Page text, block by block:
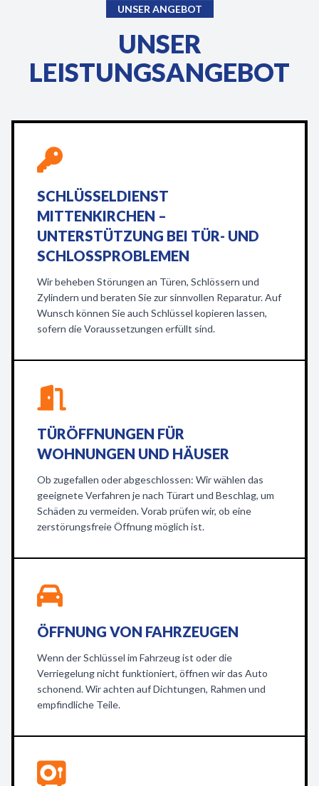
UNSER ANGEBOT
UNSER
LEISTUNGSANGEBOT
SCHLÜSSELDIENST
MITTENKIRCHEN –
UNTERSTÜTZUNG BEI TÜR- UND
SCHLOSSPROBLEMEN
Wir beheben Störungen an Türen, Schlössern und
Zylindern und beraten Sie zur sinnvollen Reparatur. Auf
Wunsch können Sie auch Schlüssel kopieren lassen,
sofern die Voraussetzungen erfüllt sind.
TÜRÖFFNUNGEN FÜR
WOHNUNGEN UND HÄUSER
Ob zugefallen oder abgeschlossen: Wir wählen das
geeignete Verfahren je nach Türart und Beschlag, um
Schäden zu vermeiden. Vorab prüfen wir, ob eine
zerstörungsfreie Öffnung möglich ist.
ÖFFNUNG VON FAHRZEUGEN
Wenn der Schlüssel im Fahrzeug ist oder die
Verriegelung nicht funktioniert, öffnen wir das Auto
schonend. Wir achten auf Dichtungen, Rahmen und
empfindliche Teile.